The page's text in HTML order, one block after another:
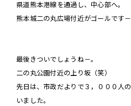
県道熊本港線を通過し、中心部へ。
熊本城二の丸広場付近がゴールです
最後きついでしょうね－。
二の丸公園付近の上り坂（笑）
先日は、市政だよりで３，０００人
いました。